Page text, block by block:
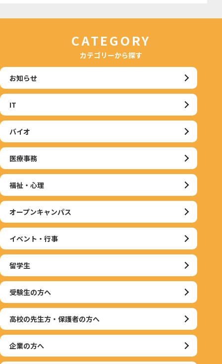
CATEGORY
カテゴリーから探す
お知らせ
IT
バイオ
医療事務
福祉・心理
オープンキャンパス
イベント・行事
留学生
受験生の方へ
高校の先生方・保護者の方へ
企業の方へ